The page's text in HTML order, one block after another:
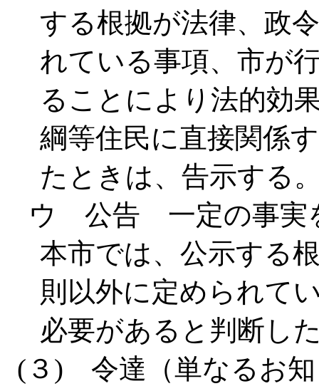
する根拠が法律、政
れている事項、市が
ることにより法的効
綱等住民に直接関係
たときは、告示する
ウ 公告 一定の事実
本市では、公示する
則以外に定められて
必要があると判断し
(３) 令達（単なるお知